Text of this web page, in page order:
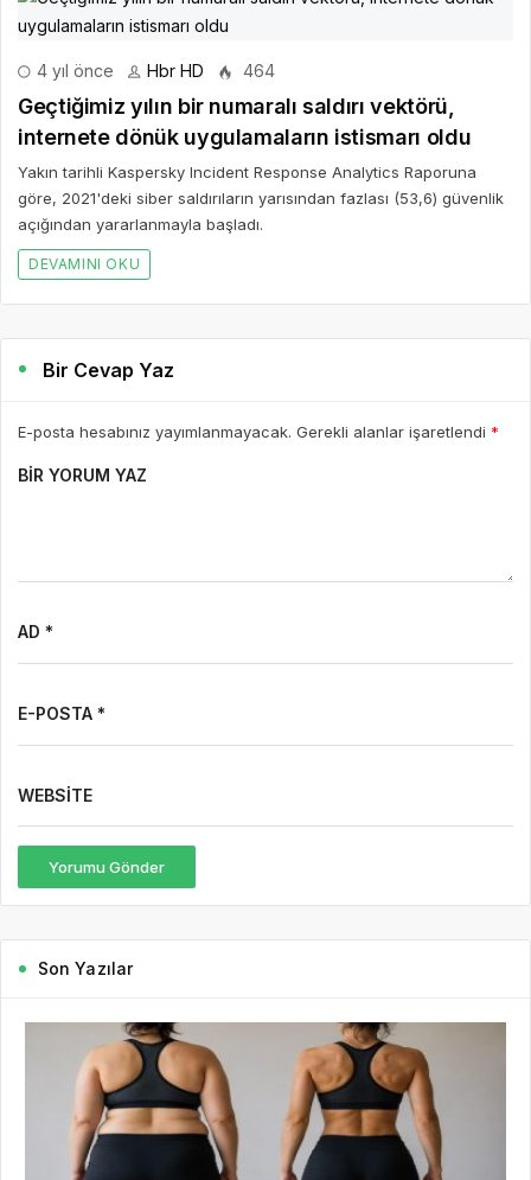
4 yıl önce Hbr HD 464
Geçtiğimiz yılın bir numaralı saldırı vektörü,
internete dönük uygulamaların istismarı oldu
Yakın tarihli Kaspersky Incident Response Analytics Raporuna
göre, 2021'deki siber saldırıların yarısından fazlası (53,6) güvenlik
açığından yararlanmayla başladı.
DEVAMINI OKU
Bir Cevap Yaz
E-posta hesabınız yayımlanmayacak. Gerekli alanlar işaretlendi *
BIR YORUM YAZ
AD *
E-POSTA *
WEBSITE
Yorumu Gönder
Son Yazılar